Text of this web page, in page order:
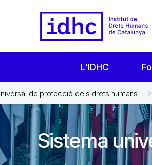
L’IDHC
de protecció dels drets humans
Sistema